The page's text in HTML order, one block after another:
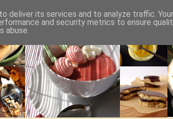
deliver its services and to analyze traffic.
and security metrics to ensure
abuse.